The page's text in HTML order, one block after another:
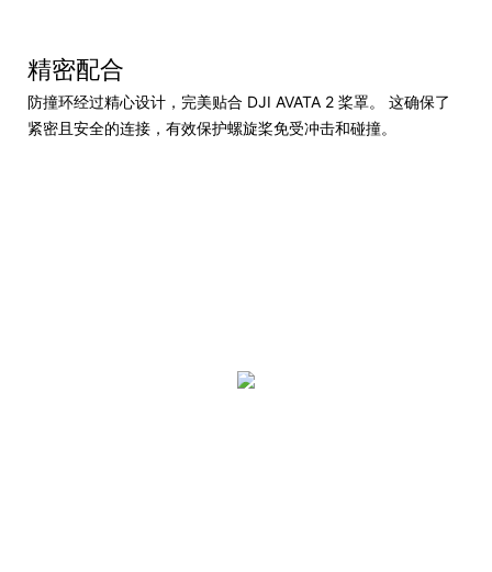
精密配合
防撞环经过精心设计，完美贴合 DJI AVATA 2 桨罩。 这确保了
紧密且安全的连接，有效保护螺旋桨免受冲击和碰撞。